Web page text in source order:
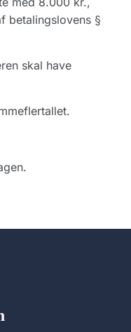
betalingslovens §
skal have